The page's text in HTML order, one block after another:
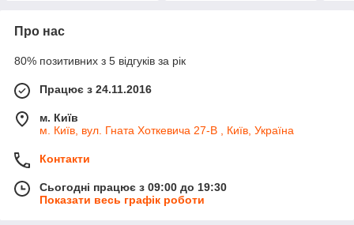
Про нас
80% позитивних з 5 відгуків за рік
Працює з 24.11.2016
м. Київ
м. Київ, вул. Гната Хоткевича 27-В , Київ, Україна
Контакти
Сьогодні працює з 09:00 до 19:30
Показати весь графік роботи